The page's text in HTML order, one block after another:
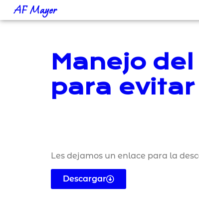
AF Mayer
Manejo
para
Les dejamos un enlace para la
Descargar